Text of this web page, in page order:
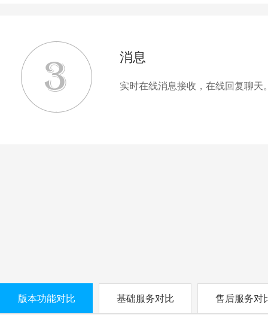
消息
实时在线消息接收，在线回复聊天
版本功能对比 基础服务对比 售后服务对